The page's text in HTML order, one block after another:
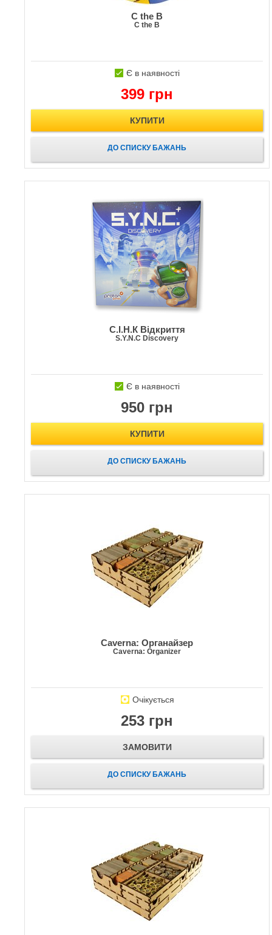
C the B
C the B
Є в наявності
399 грн
КУПИТИ
ДО СПИСКУ БАЖАНЬ
C.І.Н.К Відкриття
S.Y.N.C Discovery
Є в наявності
950 грн
КУПИТИ
ДО СПИСКУ БАЖАНЬ
Caverna: Органайзер
Caverna: Organizer
Очікується
253 грн
ЗАМОВИТИ
ДО СПИСКУ БАЖАНЬ